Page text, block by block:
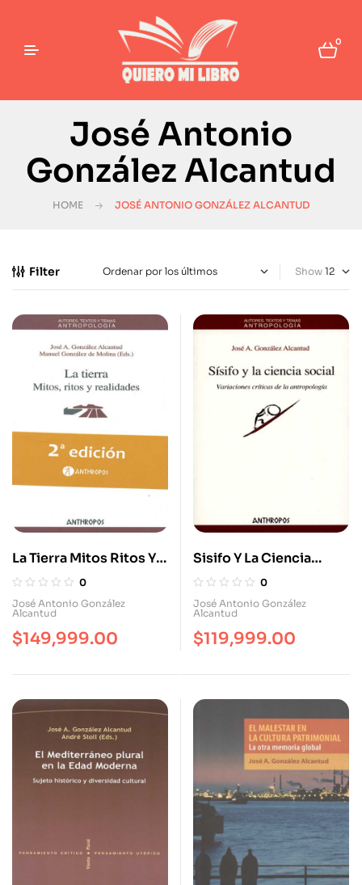
0
José Antonio
González Alcantud
HOME JOSÉ ANTONIO GONZÁLEZ ALCANTUD
Filter Show
La Tierra Mitos Ritos Y
Realidades (2ª Ed)
0
José Antonio González
Alcantud
$149,999.00
Sisifo Y La Ciencia
Social. Variaciones
Criticas De La
Antropología
0
José Antonio González
Alcantud
$119,999.00